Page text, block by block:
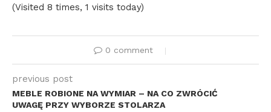
(Visited 8 times, 1 visits today)
0 comment
previous post
MEBLE ROBIONE NA WYMIAR – NA CO ZWRÓCIĆ
UWAGĘ PRZY WYBORZE STOLARZA